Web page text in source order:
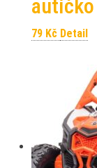
autíčko
79 Kč Detail